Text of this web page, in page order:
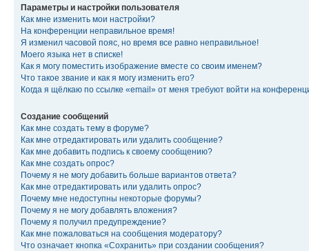
Параметры и настройки пользователя
Как мне изменить мои настройки?
На конференции неправильное время!
Я изменил часовой пояс, но время все равно неправильное!
Моего языка нет в списке!
Как я могу поместить изображение вместе со своим именем?
Что такое звание и как я могу изменить его?
Когда я щёлкаю по ссылке «email» от меня требуют войти на
Создание сообщений
Как мне создать тему в форуме?
Как мне отредактировать или удалить сообщение?
Как мне добавить подпись к своему сообщению?
Как мне создать опрос?
Почему я не могу добавить больше вариантов ответа?
Как мне отредактировать или удалить опрос?
Почему мне недоступны некоторые форумы?
Почему я не могу добавлять вложения?
Почему я получил предупреждение?
Как мне пожаловаться на сообщения модератору?
Что означает кнопка «Сохранить» при создании сообщения?